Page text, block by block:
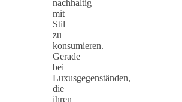
nachhaltig
mit
Stil
zu
konsumieren.
Gerade
bei
Luxusgegenständen,
die
ihren